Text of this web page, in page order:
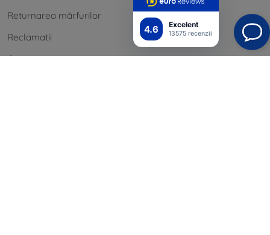
4.6 Excelent
13575 recenzii
Returnarea mărfurilor
Reclamatii
Contact